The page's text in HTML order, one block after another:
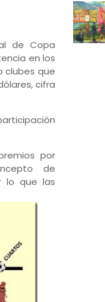
de Copa
en los
clubes que
cifra
por
de
lo que las